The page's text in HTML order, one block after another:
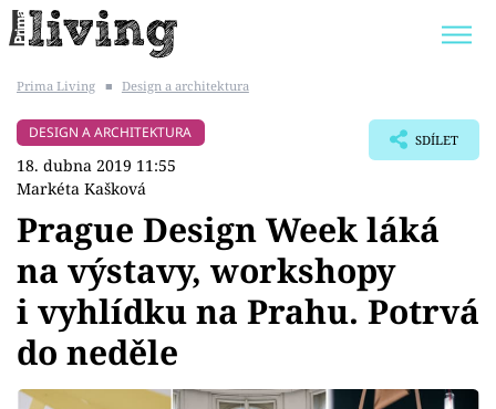
BYDLENÍ SLAVNÝCH
ZAHRADA
Témata
Bydlení
Zahrada
Prima Living ■ Design a architektura
DESIGN A ARCHITEKTURA
18. dubna 2019 11:55
Markéta Kašková
SDÍLET
Prague Design Week láká
na výstavy, workshopy
i vyhlídku na Prahu. Potrvá
do neděle